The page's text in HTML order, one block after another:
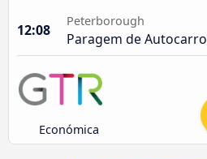
12:08
Peterborough
Paragem de Autocarro
Económica